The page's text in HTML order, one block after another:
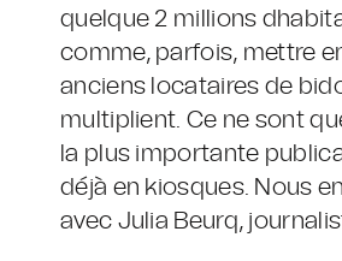
quelque 2 millions
comme, parfois, mettre
anciens locataires de
multiplient. Ce ne sont
la plus importante
déjà en kiosques. Nous
avec Julia Beurq,